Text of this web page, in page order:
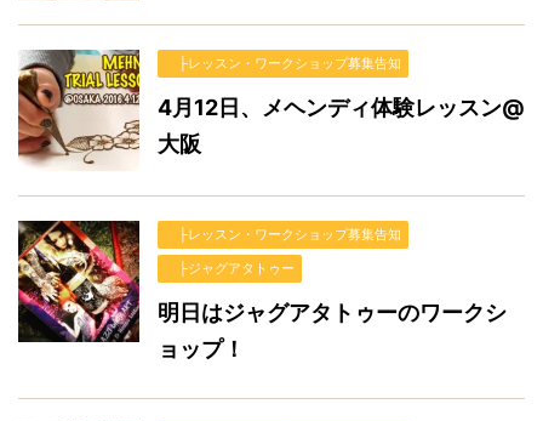
├レッスン・ワークショップ募集告知
4月12日、メヘンディ体験レッスン@
大阪
├レッスン・ワークショップ募集告知
├ジャグアタトゥー
明日はジャグアタトゥーのワークシ
ョップ！